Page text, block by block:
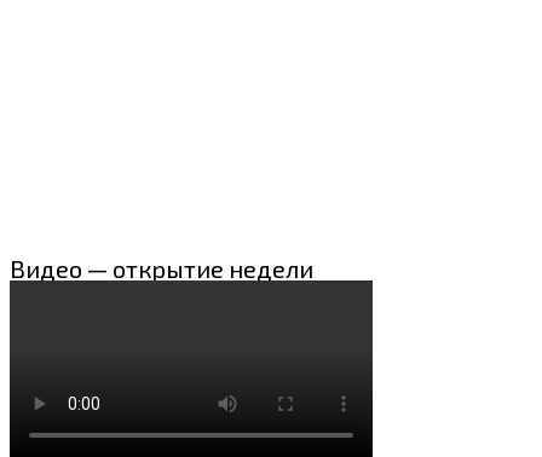
Видео — открытие недели